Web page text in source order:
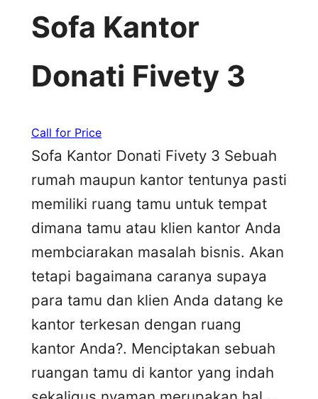
Sofa Kantor
Donati Fivety 3
Call for Price
Sofa Kantor Donati Fivety 3 Sebuah
rumah maupun kantor tentunya pasti
memiliki ruang tamu untuk tempat
dimana tamu atau klien kantor Anda
membciarakan masalah bisnis. Akan
tetapi bagaimana caranya supaya
para tamu dan klien Anda datang ke
kantor terkesan dengan ruang
kantor Anda?. Menciptakan sebuah
ruangan tamu di kantor yang indah